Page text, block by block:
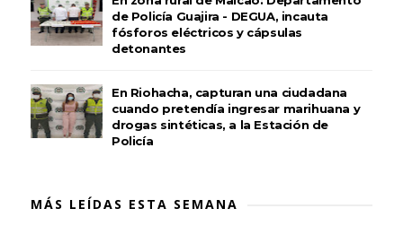
de Policía Guajira - DEGUA, incauta
fósforos eléctricos y cápsulas
detonantes
En Riohacha, capturan una ciudadana
cuando pretendía ingresar marihuana y
drogas sintéticas, a la Estación de
Policía
MÁS LEÍDAS ESTA SEMANA